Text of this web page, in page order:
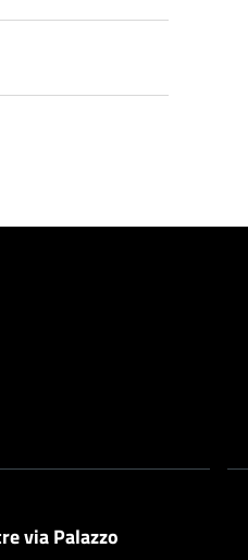
via Palazzo